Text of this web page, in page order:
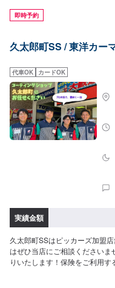
即時予約
久太郎町SS / 東洋カー
代車OK カードOK
実績金額
久太郎町SSはピッカーズ加盟
はぜひ当店にご相談くださいま
りいたします！保険をご利用